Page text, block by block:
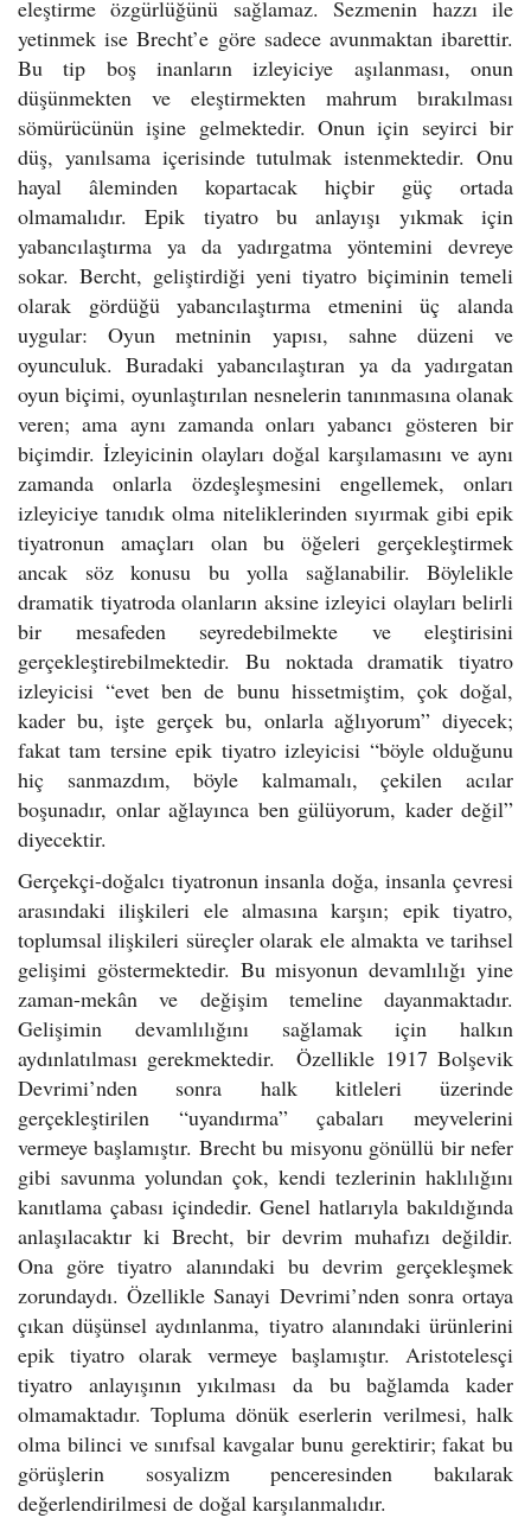
eleştirme özgürlüğünü sağlamaz. Sezmenin hazzı ile
yetinmek ise Brecht’e göre sadece avunmaktan ibarettir.
Bu tip boş inanların izleyiciye aşılanması, onun
düşünmekten ve eleştirmekten mahrum bırakılması
sömürücünün işine gelmektedir. Onun için seyirci bir
düş, yanılsama içerisinde tutulmak istenmektedir. Onu
hayal âleminden kopartacak hiçbir güç ortada
olmamalıdır. Epik tiyatro bu anlayışı yıkmak için
yabancılaştırma ya da yadırgatma yöntemini devreye
sokar. Bercht, geliştirdiği yeni tiyatro biçiminin temeli
olarak gördüğü yabancılaştırma etmenini üç alanda
uygular: Oyun metninin yapısı, sahne düzeni ve
oyunculuk. Buradaki yabancılaştıran ya da yadırgatan
oyun biçimi, oyunlaştırılan nesnelerin tanınmasına olanak
veren; ama aynı zamanda onları yabancı gösteren bir
biçimdir. İzleyicinin olayları doğal karşılamasını ve aynı
zamanda onlarla özdeşleşmesini engellemek, onları
izleyiciye tanıdık olma niteliklerinden sıyırmak gibi epik
tiyatronun amaçları olan bu öğeleri gerçekleştirmek
ancak söz konusu bu yolla sağlanabilir. Böylelikle
dramatik tiyatroda olanların aksine izleyici olayları belirli
bir mesafeden seyredebilmekte ve eleştirisini
gerçekleştirebilmektedir. Bu noktada dramatik tiyatro
izleyicisi “evet ben de bunu hissetmiştim, çok doğal,
kader bu, işte gerçek bu, onlarla ağlıyorum” diyecek;
fakat tam tersine epik tiyatro izleyicisi “böyle olduğunu
hiç sanmazdım, böyle kalmamalı, çekilen acılar
boşunadır, onlar ağlayınca ben gülüyorum, kader değil”
diyecektir.
Gerçekçi-doğalcı tiyatronun insanla doğa, insanla çevresi
arasındaki ilişkileri ele almasına karşın; epik tiyatro,
toplumsal ilişkileri süreçler olarak ele almakta ve tarihsel
gelişimi göstermektedir. Bu misyonun devamlılığı yine
zaman-mekân ve değişim temeline dayanmaktadır.
Gelişimin devamlılığını sağlamak için halkın
aydınlatılması gerekmektedir. Özellikle 1917 Bolşevik
Devrimi’nden sonra halk kitleleri üzerinde
gerçekleştirilen “uyandırma” çabaları meyvelerini
vermeye başlamıştır. Brecht bu misyonu gönüllü bir nefer
gibi savunma yolundan çok, kendi tezlerinin haklılığını
kanıtlama çabası içindedir. Genel hatlarıyla bakıldığında
anlaşılacaktır ki Brecht, bir devrim muhafızı değildir.
Ona göre tiyatro alanındaki bu devrim gerçekleşmek
zorundaydı. Özellikle Sanayi Devrimi’nden sonra ortaya
çıkan düşünsel aydınlanma, tiyatro alanındaki ürünlerini
epik tiyatro olarak vermeye başlamıştır. Aristotelesçi
tiyatro anlayışının yıkılması da bu bağlamda kader
olmamaktadır. Topluma dönük eserlerin verilmesi, halk
olma bilinci ve sınıfsal kavgalar bunu gerektirir; fakat bu
görüşlerin sosyalizm penceresinden bakılarak
değerlendirilmesi de doğal karşılanmalıdır.